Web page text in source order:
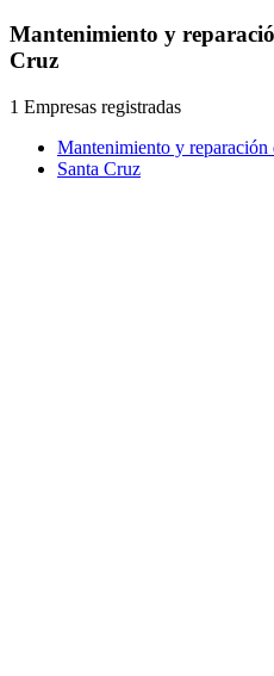
Mantenimiento y
Cruz
1 Empresas registradas
Mantenimiento y reparación
Santa Cruz